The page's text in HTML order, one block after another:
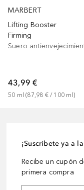
MARBERT
Lifting Booster
Firming
Suero
43,99 €
50 ml (87,98 € / 100 ml )
¡Suscríbete ya a
Recibe un cupón
primera compra